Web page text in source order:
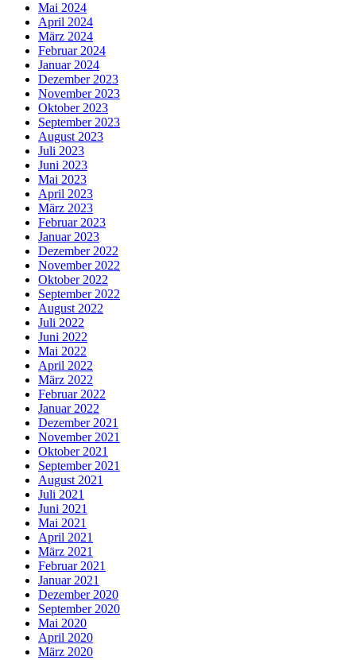
Mai 2024
April 2024
März 2024
Februar 2024
Januar 2024
Dezember 2023
November 2023
Oktober 2023
September 2023
August 2023
Juli 2023
Juni 2023
Mai 2023
April 2023
März 2023
Februar 2023
Januar 2023
Dezember 2022
November 2022
Oktober 2022
September 2022
August 2022
Juli 2022
Juni 2022
Mai 2022
April 2022
März 2022
Februar 2022
Januar 2022
Dezember 2021
November 2021
Oktober 2021
September 2021
August 2021
Juli 2021
Juni 2021
Mai 2021
April 2021
März 2021
Februar 2021
Januar 2021
Dezember 2020
September 2020
Mai 2020
April 2020
März 2020